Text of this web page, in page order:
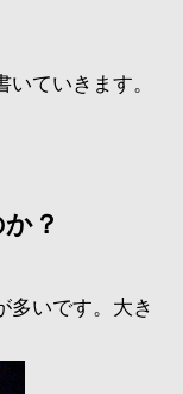
ていきます。
？
多いです。大き